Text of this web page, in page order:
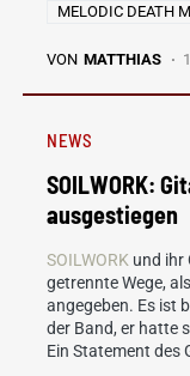
MELODIC DEATH
VON MATTHIAS
NEWS
SOILWORK:
ausgestiegen
SOILWORK und ihr
getrennte Wege,
angegeben. Es ist
der Band, er hatte
Ein Statement des